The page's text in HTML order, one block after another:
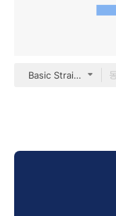
Basic Straight Flat